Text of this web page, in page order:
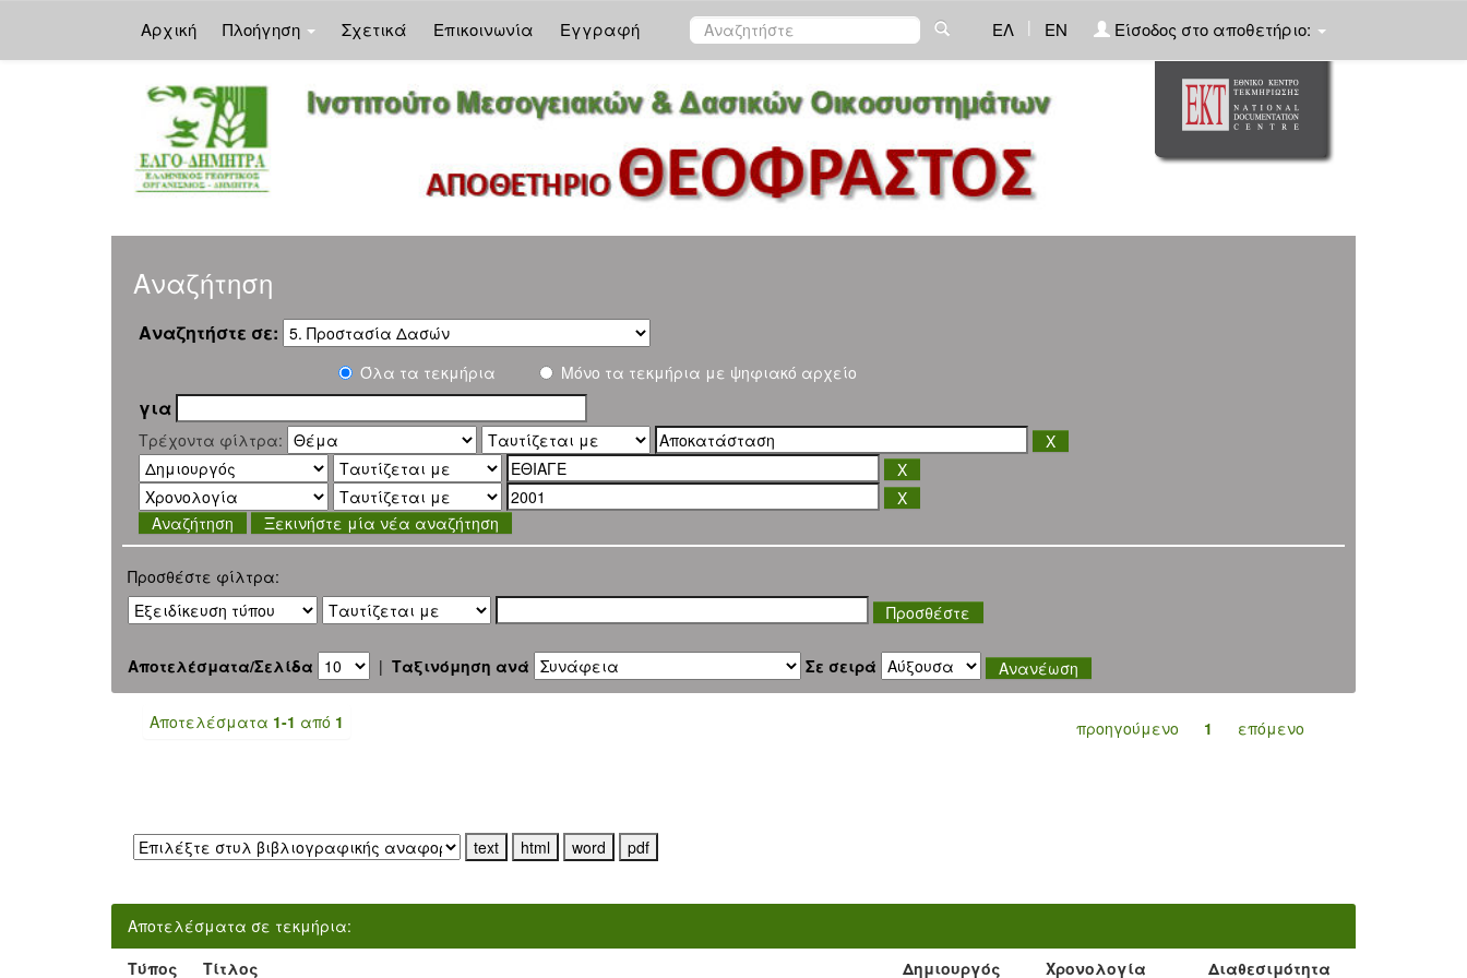
Αρχική Πλοήγηση Σχετικά Επικοινωνία Εγγραφή ΕΛ | EN Είσοδος στο αποθετήριο:
Αναζήτηση
Αναζητήστε σε:
Όλα τα τεκμήρια Μόνο τα τεκμήρια με ψηφιακό αρχείο
για
Τρέχοντα φίλτρα:
Ξεκινήστε μία νέα αναζήτηση
Προσθέστε φίλτρα:
Αποτελέσματα/Σελίδα | Ταξινόμηση ανά Σε σειρά
Αποτελέσματα 1-1 από 1 προηγούμενο 1 επόμενο
Αποτελέσματα σε τεκμήρια:
Τύπος
Τίτλος Δημιουργός Χρονολογία Διαθεσιμότητα